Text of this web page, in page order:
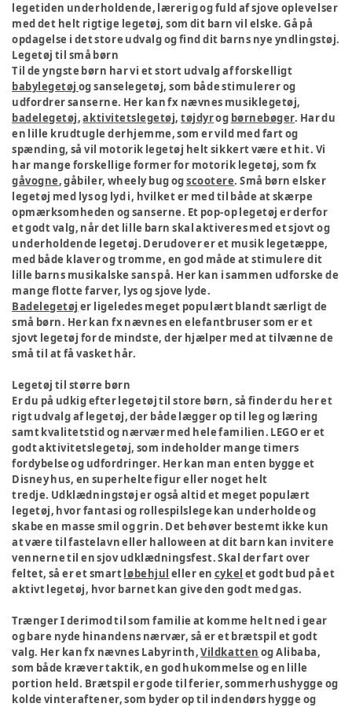
legetiden underholdende, lærerig og fuld af sjove oplevelser
med det helt rigtige legetøj, som dit barn vil elske. Gå på
opdagelse i det store udvalg og find dit barns nye yndlingstøj.
Legetøj til små børn
Til de yngste børn har vi et stort udvalg af forskelligt
babylegetøj og sanselegetøj, som både stimulerer og
udfordrer sanserne. Her kan fx nævnes musiklegetøj,
badelegetøj,aktivitetslegetøj,tøjdyrog børnebøger. Har du
en lille krudtugle derhjemme, som er vild med fart og
spænding, så vil motorik legetøj helt sikkert være et hit. Vi
har mange forskellige former for motorik legetøj, som fx
gåvogne, gåbiler, wheely bug ogscootere. Små børn elsker
legetøj med lys og lyd i, hvilket er med til både at skærpe
opmærksomheden og sanserne. Et pop-op legetøj er derfor
et godt valg, når det lille barn skal aktiveres med et sjovt og
underholdende legetøj. Derudover er et musik legetæppe,
med både klaver og tromme, en god måde at stimulere dit
lille barns musikalske sans på. Her kan i sammen udforske de
mange flotte farver, lys og sjove lyde.
Badelegetøj er ligeledes meget populært blandt særligt de
små børn. Her kan fx nævnes en elefantbruser som er et
sjovt legetøj for de mindste, der hjælper med at tilvænne de
små til at få vasket hår.
Legetøj til større børn
Er du på udkig efter legetøj til store børn, så finder du her et
rigt udvalg af legetøj, der både lægger op til leg og læring
samt kvalitetstid og nærvær med hele familien. LEGO er et
godt aktivitetslegetøj, som indeholder mange timers
fordybelse og udfordringer. Her kan man enten bygge et
Disney hus, en superhelte figur eller noget helt
tredje. Udklædningstøj er også altid et meget populært
legetøj, hvor fantasi og rollespilslege kan underholde og
skabe en masse smil og grin. Det behøver bestemt ikke kun
at være til fastelavn eller halloween at dit barn kan invitere
vennerne til en sjov udklædningsfest. Skal der fart over
feltet, så er et smartløbehjul eller en cykel et godt bud på et
aktivt legetøj, hvor barnet kan give den godt med gas.
Trænger I derimod til som familie at komme helt ned i gear
og bare nyde hinandens nærvær, så er et brætspil et godt
valg. Her kan fx nævnes Labyrinth,Vildkatten og Alibaba,
som både kræver taktik, en god hukommelse og en lille
portion held. Brætspil er gode til ferier, sommerhushygge og
kolde vinteraftener, som byder op til indendørs hygge og